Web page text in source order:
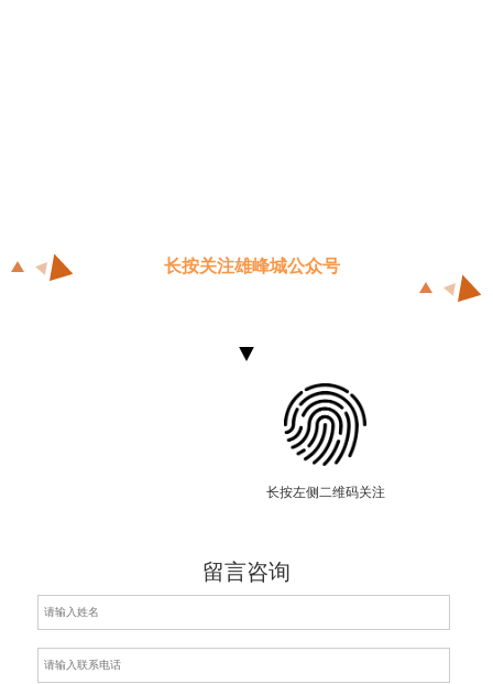
长按关注雄峰城公众号
长按左侧二维码关注
留言咨询